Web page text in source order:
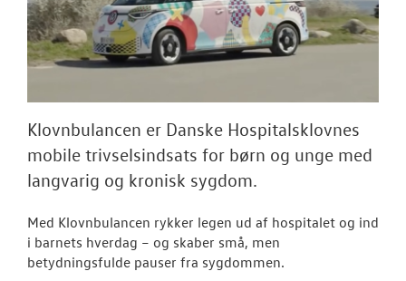
TILBEHØR
NYHEDER
Aktuelt
Klovnbulancen er Danske Hospitalsklovnes
mobile trivselsindsats for børn og unge med
langvarig og kronisk sygdom.
Med Klovnbulancen rykker legen ud af hospitalet og ind
i barnets hverdag – og skaber små, men
betydningsfulde pauser fra sygdommen.